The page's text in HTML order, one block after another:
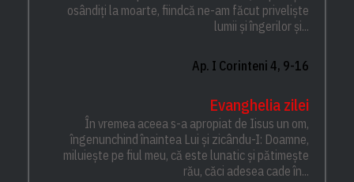
osândiți la moarte, fiindcă ne-am făcut priveliște
lumii și îngerilor și...
Ap. I Corinteni 4, 9-16
Evanghelia zilei
În vremea aceea s-a apropiat de Iisus un om,
îngenunchind înaintea Lui și zicându-I: Doamne,
miluiește pe fiul meu, că este lunatic și pătimește
rău, căci adesea cade în...